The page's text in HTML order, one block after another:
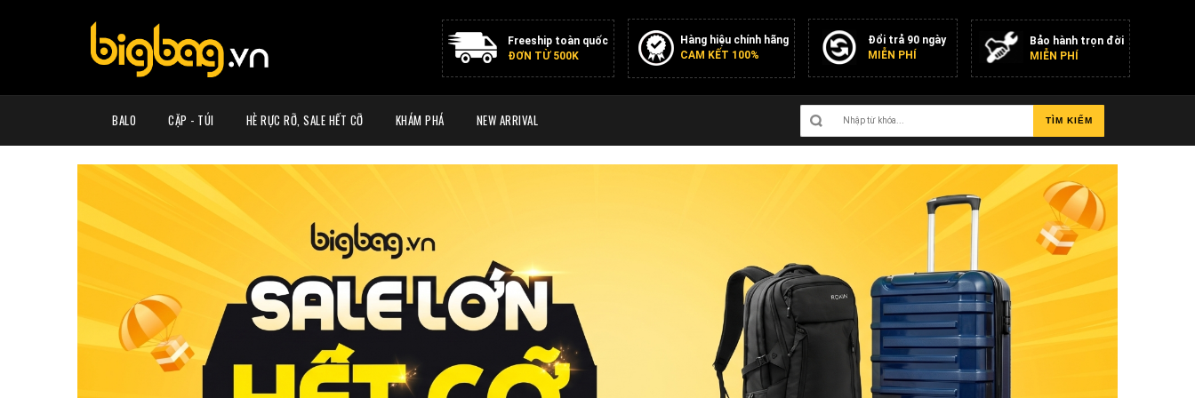
Freeship toàn quốc
ĐƠN TỪ 500K
Hàng hiệu chính hãng
CAM KẾT 100%
Đổi trả 90 ngày
MIỄN PHÍ
Bảo hành trọn đời
MIỄN PHÍ
TÌM KIẾM
BALO CẶP - TÚI HÈ RỰC RỠ, SALE HẾT CỠ KHÁM PHÁ NEW ARRIVAL